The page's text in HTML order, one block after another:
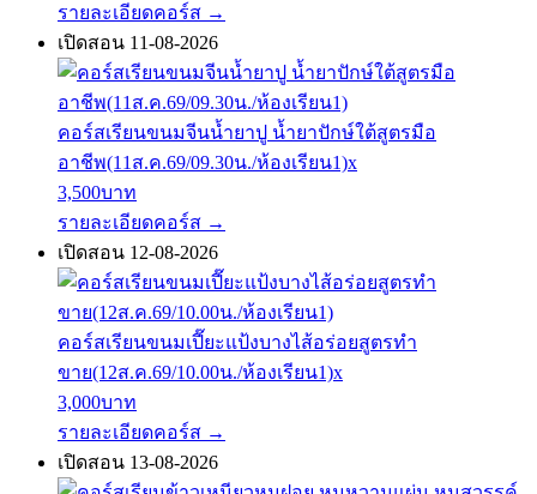
รายละเอียดคอร์ส →
เปิดสอน 11-08-2026
คอร์สเรียนขนมจีนน้ำยาปู น้ำยาปักษ์ใต้สูตรมือ
อาชีพ(11ส.ค.69/09.30น./ห้องเรียน1)x
3,500บาท
รายละเอียดคอร์ส →
เปิดสอน 12-08-2026
คอร์สเรียนขนมเปี๊ยะแป้งบางไส้อร่อยสูตรทำ
ขาย(12ส.ค.69/10.00น./ห้องเรียน1)x
3,000บาท
รายละเอียดคอร์ส →
เปิดสอน 13-08-2026